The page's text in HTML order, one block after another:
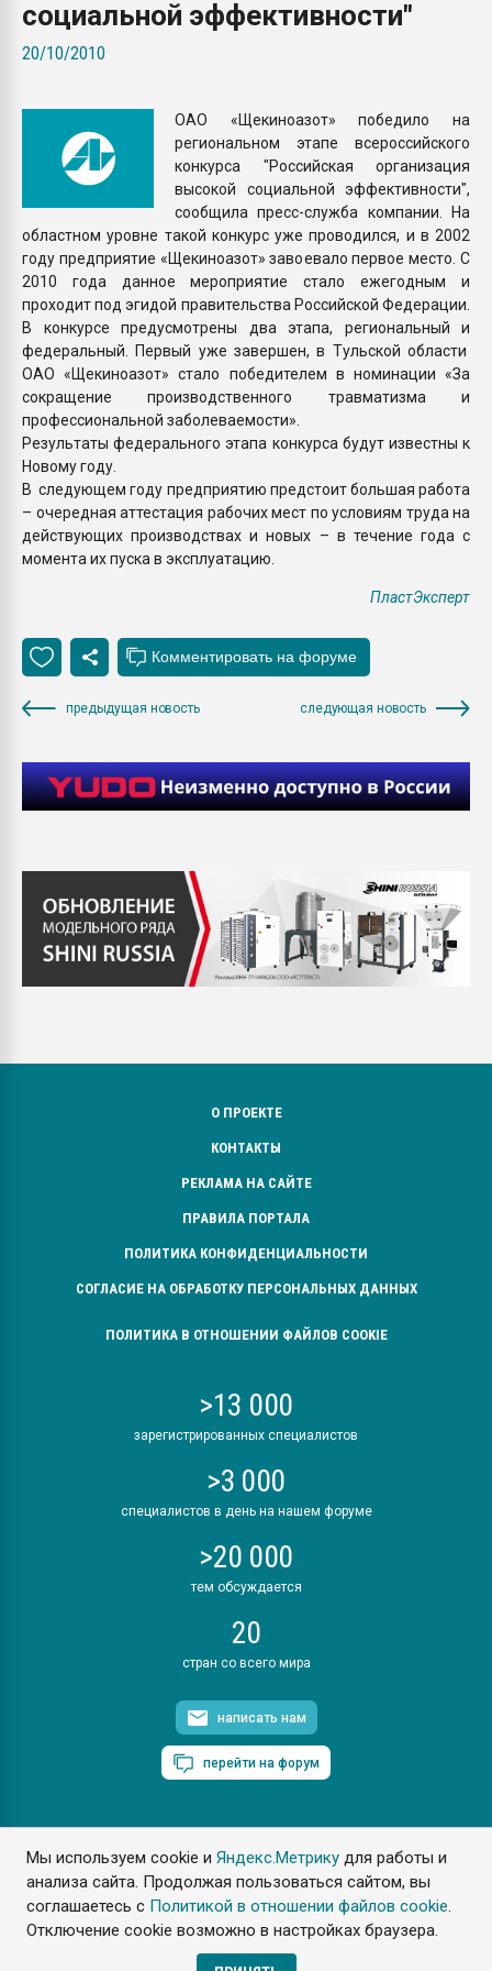
Мы используем cookie иЯндекс.Метрику для работы и
анализа сайта. Продолжая пользоваться сайтом, вы
соглашаетесь с Политикой в отношении файлов cookie.
Отключение cookie возможно в настройках браузера.
пластмасс
ПЕРЕЙТИ НА
социальной эффективности"
20/10/2010
ОАО «Щекиноазот» победило на
региональном этапе всероссийского
конкурса "Российская организация
высокой социальной эффективности",
сообщила пресс-служба компании. На
областном уровне такой конкурс уже проводился, и в 2002
году предприятие «Щекиноазот» завоевало первое место. С
2010 года данное мероприятие стало ежегодным и
проходит под эгидой правительства Российской Федерации.
В конкурсе предусмотрены два этапа, региональный и
федеральный. Первый уже завершен, в Тульской области
ОАО «Щекиноазот» стало победителем в номинации «За
сокращение производственного травматизма и
профессиональной заболеваемости».
Результаты федерального этапа конкурса будут известны к
Новому году.
В следующем году предприятию предстоит большая работа
– очередная аттестация рабочих мест по условиям труда на
действующих производствах и новых – в течение года с
момента их пуска в эксплуатацию.
ПластЭксперт
предыдущая новость следующая новость
О ПРОЕКТЕ
КОНТАКТЫ
РЕКЛАМА НА САЙТЕ
ПРАВИЛА ПОРТАЛА
ПОЛИТИКА КОНФИДЕНЦИАЛЬНОСТИ
СОГЛАСИЕ НА ОБРАБОТКУ ПЕРСОНАЛЬНЫХ ДАННЫХ
ПОЛИТИКА В ОТНОШЕНИИ ФАЙЛОВ COOKIE
>13 000
зарегистрированных специалистов
>3 000
специалистов в день на нашем форуме
>20 000
тем обсуждается
20
стран со всего мира
написать нам
перейти на форум
ПластЭксперт © 2006. Все права защищены
Разрешается копирование материалов сайта с обязательной
ссылкой на www.e-plastic.ru
Разработка сайта